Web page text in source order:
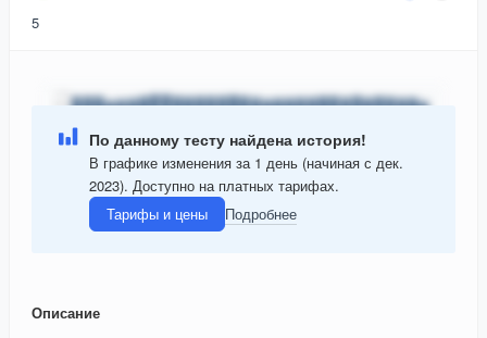
5
По данному тесту найдена история!
В графике изменения за 1 день (начиная с дек.
2023). Доступно на платных тарифах.
Тарифы и цены
Подробнее
Описание